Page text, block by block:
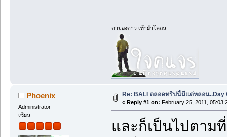
ตามองดาว เท้าย่ำโคลน
Phoenix
Administrator
เซียน
Re: BALI ตลอดทริปนี้มีแต่หลอน..Day
« Reply #1 on: February 25, 2011,
และก็เป็นไปตาม